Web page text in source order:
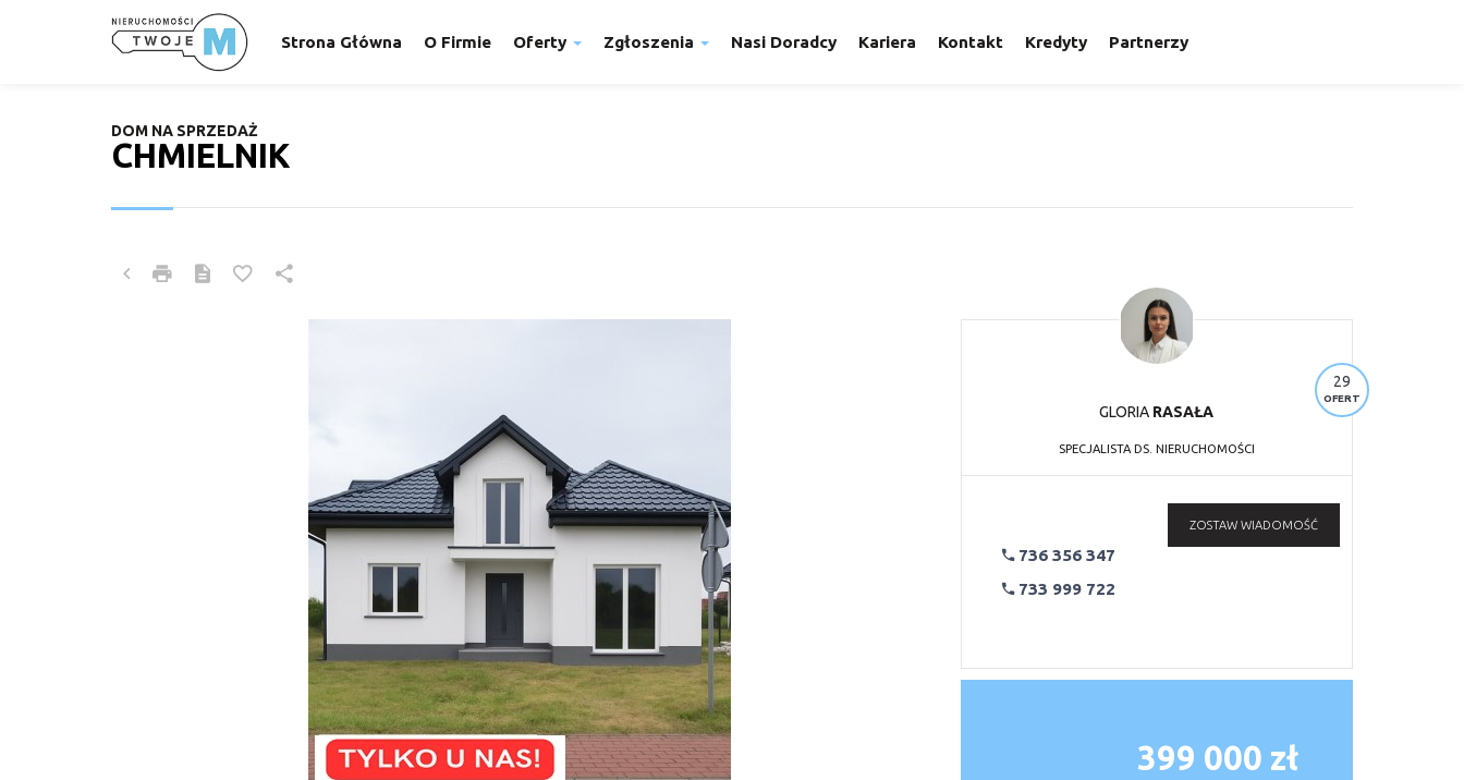
Strona Główna O Firmie Oferty Zgłoszenia Nasi Doradcy Kariera Kontakt Kredyty Partnerzy
CHMIELNIK
DOM NA SPRZEDAŻ
29
OFERT
GLORIA RASAŁA
SPECJALISTA DS. NIERUCHOMOŚCI
736 356 347
733 999 722
ZOSTAW WIADOMOŚĆ
399 000 zł